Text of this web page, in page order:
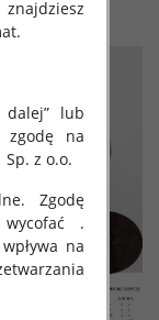
szczegóły
dalej” lub
zgodę na
Sp. z o.o.
Zgodę
.
na